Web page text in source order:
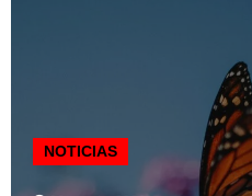
NOTICIAS